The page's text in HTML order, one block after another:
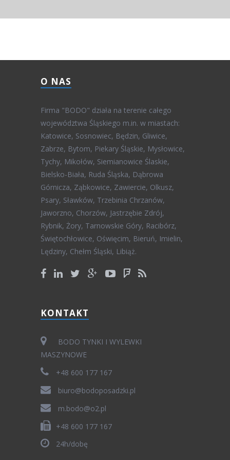
O NAS
Firma "BODO" działa na terenie całego
województwa Śląskiego m.in. w miastach:
Katowice, Sosnowiec, Będzin, Gliwice,
Zabrze, Bytom, Piekary Śląskie, Mysłowice,
Tychy, Mikołów, Siemianowice Ślaskie,
Bielsko-Biała, Ruda Śląska, Dąbrowa
Górnicza, Ząbkowice, Zawiercie, Olkusz,
Psary, Sławków, Trzebinia Chrzanów,
Jaworzno, Chorzów, Jastrzębie Zdrój,
Rybnik, Żory, Tarnowskie Góry, Racibórz,
Świętochłowice, Oświęcim, Bieruń, Imielin,
Lędziny, Chełm Śląski, Libiąż.
KONTAKT
BODO TYNKI I WYLEWKI
MASZYNOWE
+48 600 177 167
biuro@bodoposadzki.pl
m.bodo@o2.pl
+48 600 177 167
24h/dobę